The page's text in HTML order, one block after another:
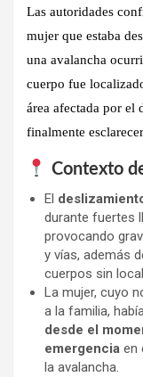
Las autoridades
mujer que estaba
una avalancha
cuerpo fue
área afectada por el
finalmente
Contexto
El
durante fuertes
provocando
y vías, además
cuerpos sin
La mujer, cuyo
a la familia,
desde el
emergencia en
la avalancha.